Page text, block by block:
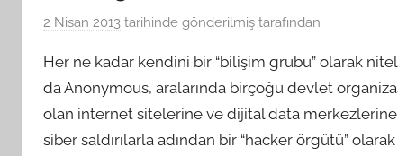
2 Nisan 2013 tarihinde gönderilmiş tarafından
Her ne kadar kendini bir “bilişim grubu” olarak
da Anonymous, aralarında birçoğu devlet
olan internet sitelerine ve dijital data
siber saldırılarla adından bir “hacker örgütü”